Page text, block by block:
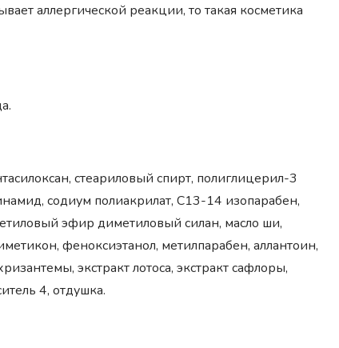
аллергической реакции, то такая косметика
стеариловый спирт, полиглицерил-3
содиум полиакрилат, С13-14 изопарабен,
эфир диметиловый силан, масло ши,
феноксиэтанол, метилпарабен, аллантоин,
экстракт лотоса, экстракт сафлоры,
4, отдушка.